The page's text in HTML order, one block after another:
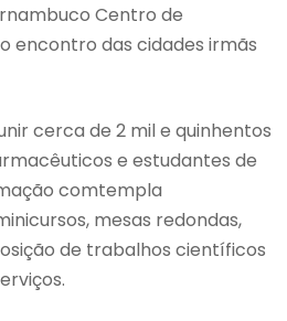
Centro de
encontro das cidades irmãs
cerca de 2 mil e quinhentos
e estudantes de
comtempla
mesas redondas,
de trabalhos científicos